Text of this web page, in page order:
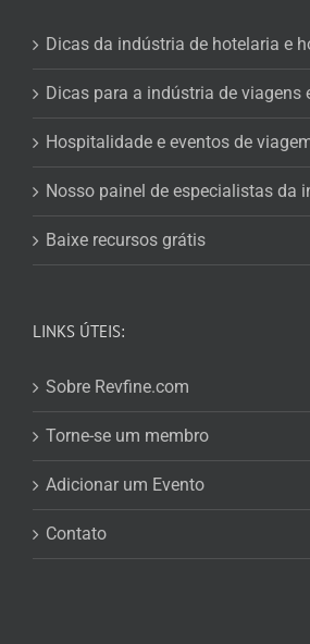
Dicas da indústria de hotelaria e
Dicas para a indústria de viagens
Hospitalidade e eventos de
Nosso painel de especialistas da
Baixe recursos grátis
LINKS ÚTEIS:
Sobre Revfine.com
Torne-se um membro
Adicionar um Evento
Contato